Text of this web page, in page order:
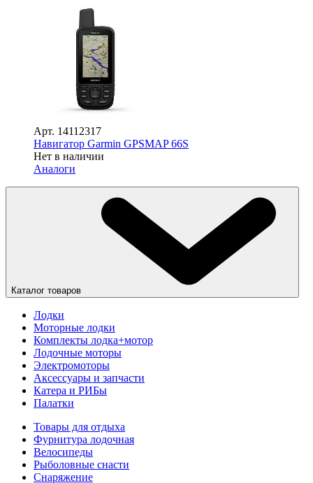
Арт. 14112317
Навигатор Garmin GPSMAP 66S
Нет в наличии
Аналоги
Каталог товаров
Лодки
Моторные лодки
Комплекты лодка+мотор
Лодочные моторы
Электромоторы
Аксессуары и запчасти
Катера и РИБы
Палатки
Товары для отдыха
Фурнитура лодочная
Велосипеды
Рыболовные снасти
Снаряжение